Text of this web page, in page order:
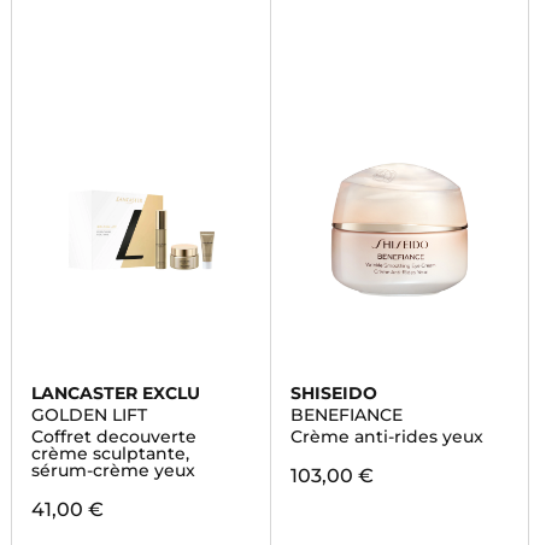
LANCASTER EXCLU
GOLDEN LIFT
Coffret decouverte
crème sculptante,
sérum-crème yeux
41,00 €
SHISEIDO
BENEFIANCE
Crème anti-rides yeux
103,00 €